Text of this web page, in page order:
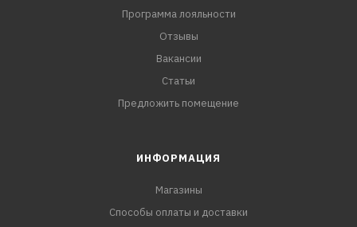
Программа лояльности
Отзывы
Вакансии
Статьи
Предложить помещение
ИНФОРМАЦИЯ
Магазины
Способы оплаты и доставки